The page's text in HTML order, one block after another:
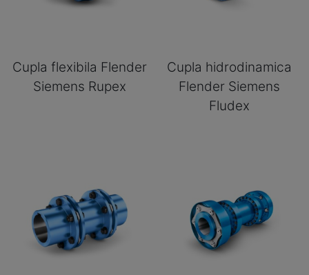
Cupla flexibila Flender
Siemens Rupex
Cupla hidrodinamica
Flender Siemens
Fludex